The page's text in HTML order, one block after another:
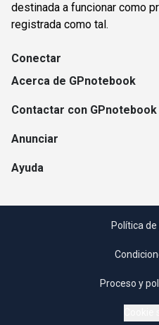
destinada a funcionar como
registrada como tal.
Conectar
Acerca de GPnotebook
Contactar con GPnotebook
Anunciar
Ayuda
Política
Proceso y